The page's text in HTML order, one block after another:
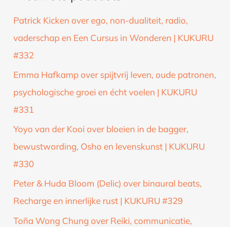
k
a
Patrick Kicken over ego, non-dualiteit, radio,
vaderschap en Een Cursus in Wonderen | KUKURU
#332
Emma Hafkamp over spijtvrij leven, oude patronen,
psychologische groei en écht voelen | KUKURU
#331
Yoyo van der Kooi over bloeien in de bagger,
bewustwording, Osho en levenskunst | KUKURU
#330
Peter & Huda Bloom (Delic) over binaural beats,
Recharge en innerlijke rust | KUKURU #329
Toña Wong Chung over Reiki, communicatie,